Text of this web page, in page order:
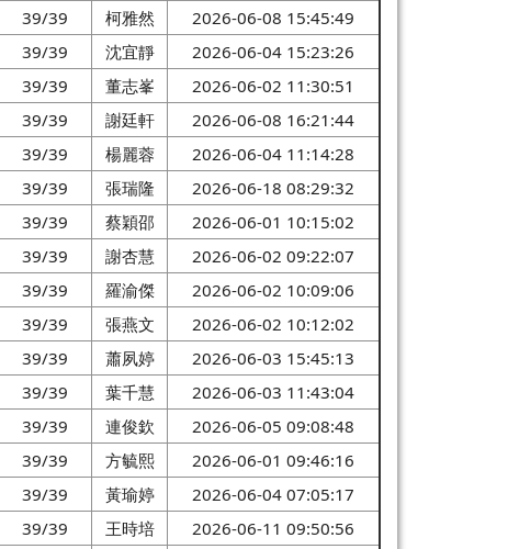
39/39 柯雅然
2026-06-08 15:45:49
39/39 沈宜靜
2026-06-04 15:23:26
39/39 董志峯
2026-06-02 11:30:51
39/39 謝廷軒
2026-06-08 16:21:44
39/39 楊麗蓉
2026-06-04 11:14:28
39/39 張瑞隆
2026-06-18 08:29:32
39/39 蔡穎邵
2026-06-01 10:15:02
39/39 謝杏慧
2026-06-02 09:22:07
39/39 羅渝傑
2026-06-02 10:09:06
39/39 張燕文
2026-06-02 10:12:02
39/39 蕭夙婷
2026-06-03 15:45:13
39/39 葉千慧
2026-06-03 11:43:04
39/39 連俊欽
2026-06-05 09:08:48
39/39 方毓熙
2026-06-01 09:46:16
39/39 黃瑜婷
2026-06-04 07:05:17
39/39 王時培
2026-06-11 09:50:56